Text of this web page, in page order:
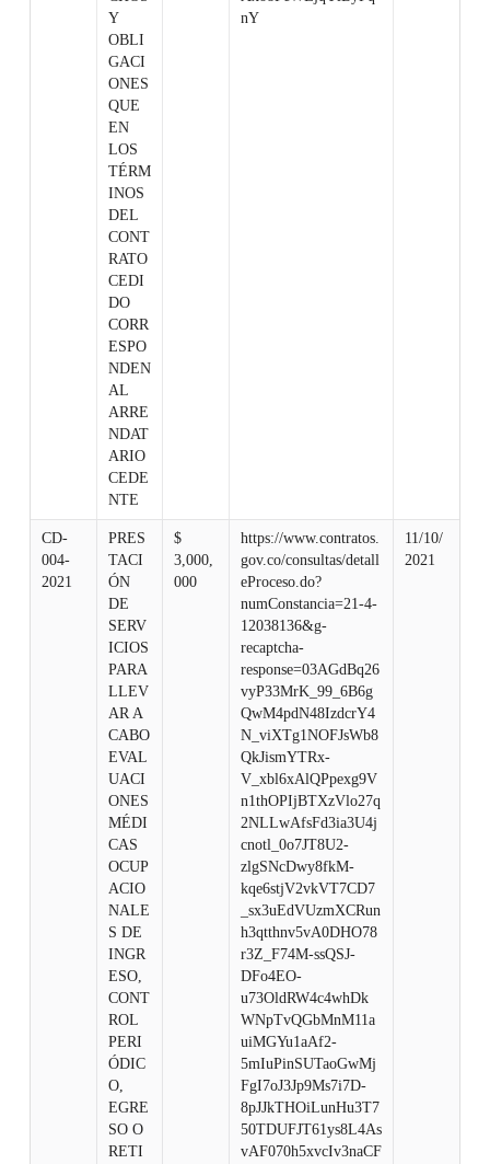
Y
OBLI
GACI
ONES
QUE
EN
LOS
TÉRM
INOS
DEL
CONT
RATO
CEDI
DO
CORR
ESPO
NDEN
AL
ARRE
NDAT
ARIO
CEDE
NTE
nY
CD-
004-
2021
PRES
TACI
ÓN
DE
SERV
ICIOS
PARA
LLEV
AR A
CABO
EVAL
UACI
ONES
MÉDI
CAS
OCUP
ACIO
NALE
S DE
INGR
ESO,
CONT
ROL
PERI
ÓDIC
O,
EGRE
SO O
RETI
$
3,000,
000
https://www.contratos.
gov.co/consultas/detall
eProceso.do?
numConstancia=21-4-
12038136&g-
recaptcha-
response=03AGdBq26
vyP33MrK_99_6B6g
QwM4pdN48IzdcrY4
N_viXTg1NOFJsWb8
QkJismYTRx-
V_xbl6xAlQPpexg9V
n1thOPIjBTXzVlo27q
2NLLwAfsFd3ia3U4j
cnotl_0o7JT8U2-
zlgSNcDwy8fkM-
kqe6stjV2vkVT7CD7
_sx3uEdVUzmXCRun
h3qtthnv5vA0DHO78
r3Z_F74M-ssQSJ-
DFo4EO-
u73OldRW4c4whDk
WNpTvQGbMnM11a
uiMGYu1aAf2-
5mIuPinSUTaoGwMj
FgI7oJ3Jp9Ms7i7D-
8pJJkTHOiLunHu3T7
50TDUFJT61ys8L4As
vAF070h5xvcIv3naCF
11/10/
2021